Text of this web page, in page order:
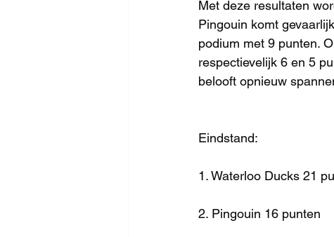
Met deze resultaten
Pingouin komt
podium met 9 punten.
respectievelijk 6 en 5
belooft opnieuw
Eindstand:
1. Waterloo Ducks 21
2. Pingouin 16 punten